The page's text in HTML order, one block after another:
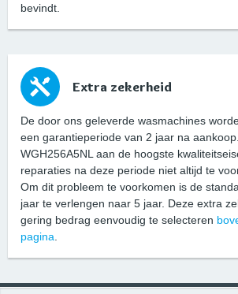
bevindt.
Extra zekerheid
De door ons geleverde wasmachines
een garantieperiode van 2 jaar na
WGH256A5NL aan de hoogste
reparaties na deze periode niet altijd te
Om dit probleem te voorkomen is de
jaar te verlengen naar 5 jaar. Deze extra
gering bedrag eenvoudig te selecteren
pagina